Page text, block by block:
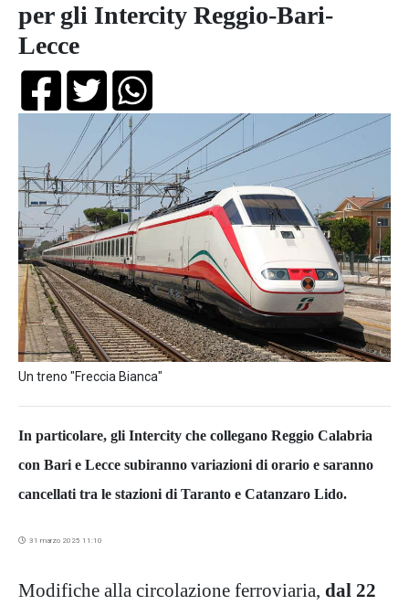
per gli Intercity Reggio-Bari-
Lecce
Un treno "Freccia Bianca"
In particolare, gli Intercity che collegano Reggio Calabria
con Bari e Lecce subiranno variazioni di orario e saranno
cancellati tra le stazioni di Taranto e Catanzaro Lido.
31 marzo 2025 11:10
Modifiche alla circolazione ferroviaria, dal 22